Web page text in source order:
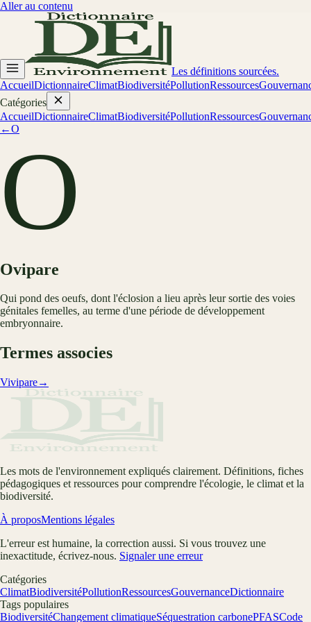
Aller au contenu
Les définitions sourcées.
AccueilDictionnaireClimatBiodiversitéPollutionRessources
Catégories
AccueilDictionnaireClimatBiodiversitéPollutionRessources
←O
O
Ovipare
Qui pond des oeufs, dont l'éclosion a lieu après leur sortie des voies
génitales femelles, au terme d'une période de développement
embryonnaire.
Termes associes
Vivipare→
Les mots de l'environnement expliqués clairement. Définitions, fiches
pédagogiques et ressources pour comprendre l'écologie, le climat et la
biodiversité.
À proposMentions légales
L'erreur est humaine, la correction aussi. Si vous trouvez une
inexactitude, écrivez-nous. Signaler une erreur
Catégories
ClimatBiodiversitéPollutionRessourcesGouvernanceDictionnaire
Tags populaires
BiodiversitéChangement climatiqueSéquestration carbonePFASCode